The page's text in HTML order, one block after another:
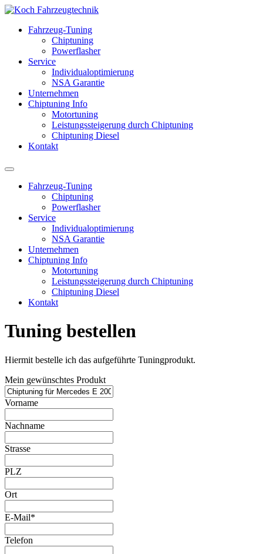
Fahrzeug-Tuning
Chiptuning
Powerflasher
Service
Individualoptimierung
NSA Garantie
Unternehmen
Chiptuning Info
Motortuning
Leistungssteigerung durch Chiptuning
Chiptuning Diesel
Kontakt
Fahrzeug-Tuning
Chiptuning
Powerflasher
Service
Individualoptimierung
NSA Garantie
Unternehmen
Chiptuning Info
Motortuning
Leistungssteigerung durch Chiptuning
Chiptuning Diesel
Kontakt
Tuning bestellen
Hiermit bestelle ich das aufgeführte Tuningprodukt.
Mein gewünschtes Produkt
Vorname
Nachname
Strasse
PLZ
Ort
E-Mail*
Telefon